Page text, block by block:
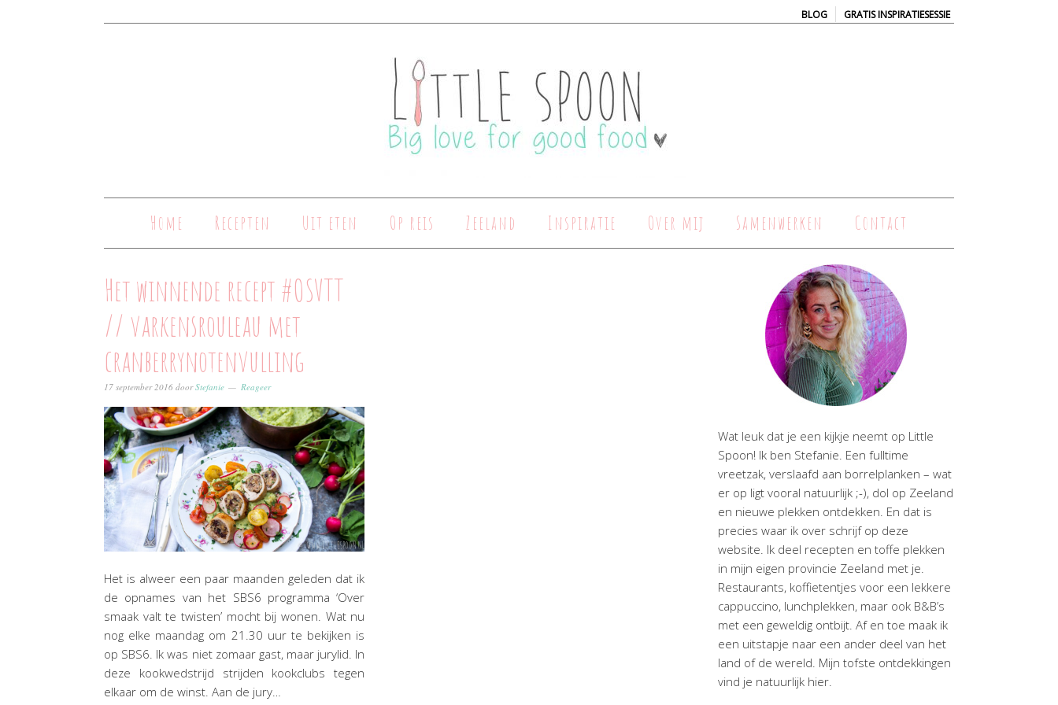
BLOG | GRATIS INSPIRATIESESSIE
Home Recepten Uit eten Op reis Zeeland Inspiratie Over mij Samenwerken Contact
Het winnende recept #OSVTT
// varkensrouleau met
cranberrynotenvulling
17 september 2016 doorStefanie Reageer
Het is alweer een paar maanden geleden dat ik
de opnames van het SBS6 programma ‘Over
smaak valt te twisten’ mocht bij wonen. Wat nu
nog elke maandag om 21.30 uur te bekijken is
op SBS6. Ik was niet zomaar gast, maar jurylid. In
deze kookwedstrijd strijden kookclubs tegen
elkaar om de winst. Aan de jury…
Wat leuk dat je een kijkje neemt op Little
Spoon! Ik ben Stefanie. Een fulltime
vreetzak, verslaafd aan borrelplanken – wat
er op ligt vooral natuurlijk ;-), dol op Zeeland
en nieuwe plekken ontdekken. En dat is
precies waar ik over schrijf op deze
website. Ik deel recepten en toffe plekken
in mijn eigen provincie Zeeland met je.
Restaurants, koffietentjes voor een lekkere
cappuccino, lunchplekken, maar ook B&B’s
met een geweldig ontbijt. Af en toe maak ik
een uitstapje naar een ander deel van het
land of de wereld. Mijn tofste ontdekkingen
vind je natuurlijk hier.